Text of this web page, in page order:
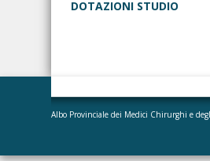
DOTAZIONI STUDIO
Albo Provinciale dei Medici Chirurghi e